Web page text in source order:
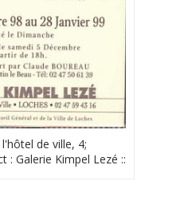
de ville, 4;
: Galerie Kimpel Lezé ::